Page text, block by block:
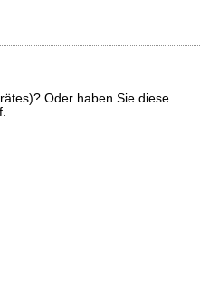
Oder haben Sie diese